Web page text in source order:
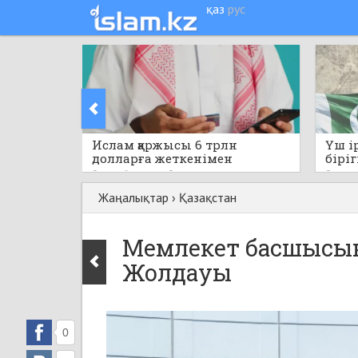
қаз рус
Ислам қаржысы 6 трлн
долларға жеткенімен
капитал бөлінісі біркелкі
емес
9 сағат бұрын 0
Үш
9
Жаңалықтар › Қазақстан
Мемлекет
Жолдауы
0